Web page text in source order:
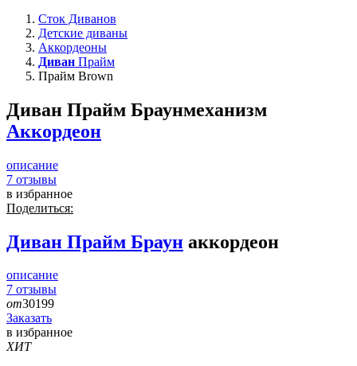
Сток Диванов
Детские диваны
Аккордеоны
Диван Прайм
Прайм Brown
Диван Прайм Браунмеханизм
Аккордеон
описание
7 отзывы
в избранное
Поделиться:
Диван Прайм Браун аккордеон
описание
7 отзывы
от30199
Заказать
в избранное
ХИТ